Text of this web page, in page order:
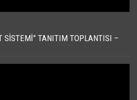
SISTEMI” TANITIM TOPLANTISI –